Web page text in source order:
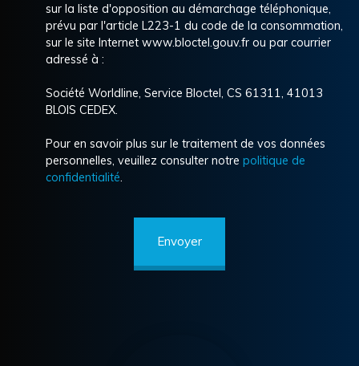
sur la liste d'opposition au démarchage téléphonique,
prévu par l'article L223-1 du code de la consommation,
sur le site Internet www.bloctel.gouv.fr ou par courrier
adressé à :
Société Worldline, Service Bloctel, CS 61311, 41013
BLOIS CEDEX.
Pour en savoir plus sur le traitement de vos données
personnelles, veuillez consulter notre politique de
confidentialité.
Envoyer